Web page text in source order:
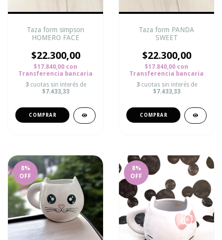
Taza form simpson
HOMERO FACE
$22.300,00
$17.840,00 con
Transferencia bancaria
3 cuotas sin interés de
$7.433,33
Taza form PANDA
SWEET
$22.300,00
$17.840,00 con
Transferencia bancaria
3 cuotas sin interés de
$7.433,33
8%
OFF
8%
OFF